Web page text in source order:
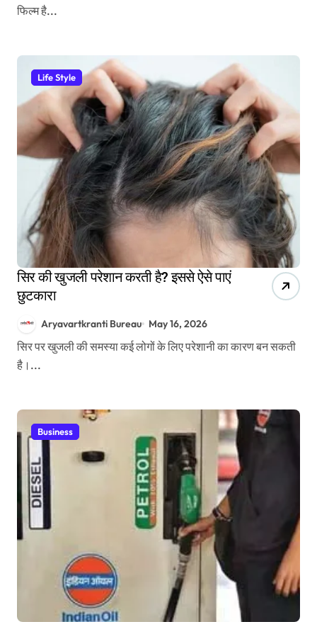
फिल्म है...
Life Style
सिर की खुजली परेशान करती है? इससे ऐसे पाएं
छुटकारा
Aryavartkranti Bureau May 16, 2026
सिर पर खुजली की समस्या कई लोगों के लिए परेशानी का कारण बन सकती
है।...
Business